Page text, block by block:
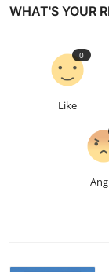
WHAT'S YOUR
Like
0